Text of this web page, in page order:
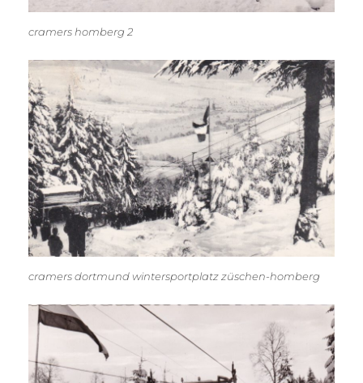
cramers homberg 2
cramers dortmund wintersportplatz züschen-homberg